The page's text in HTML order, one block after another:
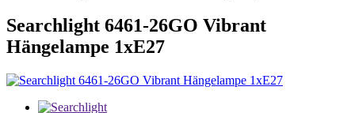
Searchlight 6461-26GO Vibrant
Hängelampe 1xE27